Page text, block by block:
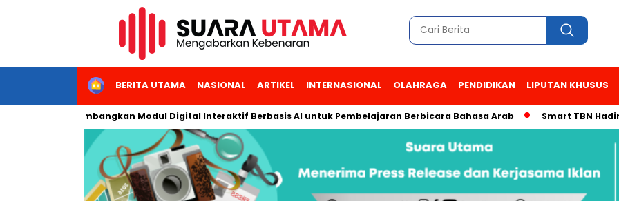
HOMEBERITA UTAMA NASIONAL ARTIKEL INTERNASIONAL OLAHRAGA PENDIDIKAN LIPUTAN KHUSUS
Kembangkan Modul Digital Interaktif Berbasis AI untuk Pembelajaran Berbicara Bahasa Arab Smart TBN Hadir di